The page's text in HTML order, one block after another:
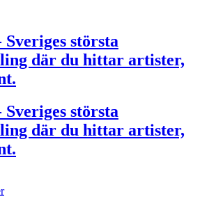
största
där du hittar artister,
största
där du hittar artister,